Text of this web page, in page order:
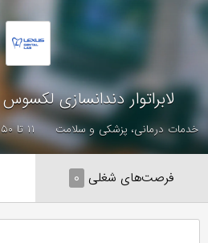
لابراتوار دندانسازی لکسوس
خدمات درمانی، پزشکی و سلامت ۱۱ تا ۵۰ نفر
فرصت‌های شغلی ۰